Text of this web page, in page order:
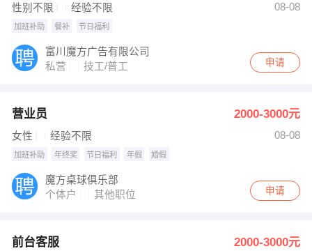
性别不限 经验不限 08-08
加班补助 餐补 节日福利
富川魔方广告有限公司
私营
技工/普工 申请
营业员 2000-3000元
女性 经验不限 08-08
加班补助 年终奖 节日福利 年假 婚假
魔方桌球俱乐部
个体户
其他职位 申请
前台客服 2000-3000元